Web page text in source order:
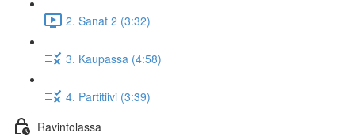
2. Sanat 2 (3:32)
3. Kaupassa (4:58)
4. Partitiivi (3:39)
Ravintolassa